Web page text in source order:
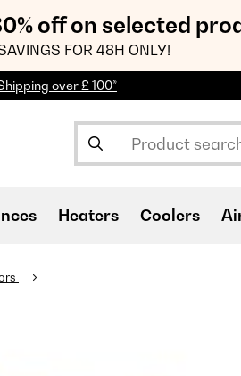
off on selected
FOR 48H ONLY!
over £ 100*
Heaters Coolers